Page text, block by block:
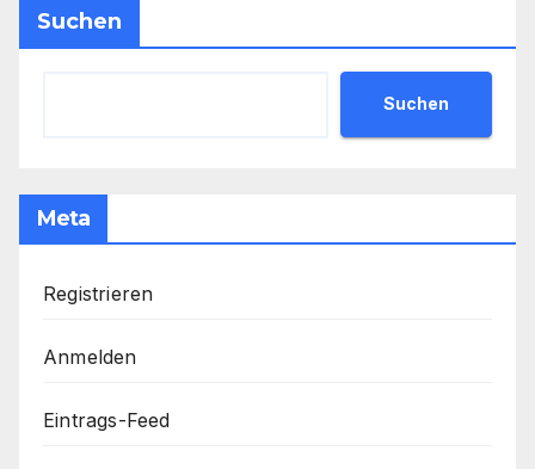
Suchen
Suchen
Meta
Registrieren
Anmelden
Eintrags-Feed